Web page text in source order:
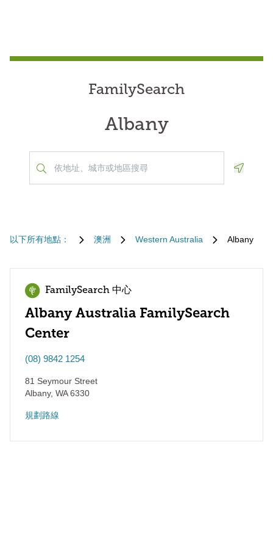
FamilySearch
Albany
以下所有地點： 澳洲 Western Australia Albany
FamilySearch 中心
Albany Australia FamilySearch
Center
(08) 9842 1254
81 Seymour Street
Albany, WA6330
規劃路線